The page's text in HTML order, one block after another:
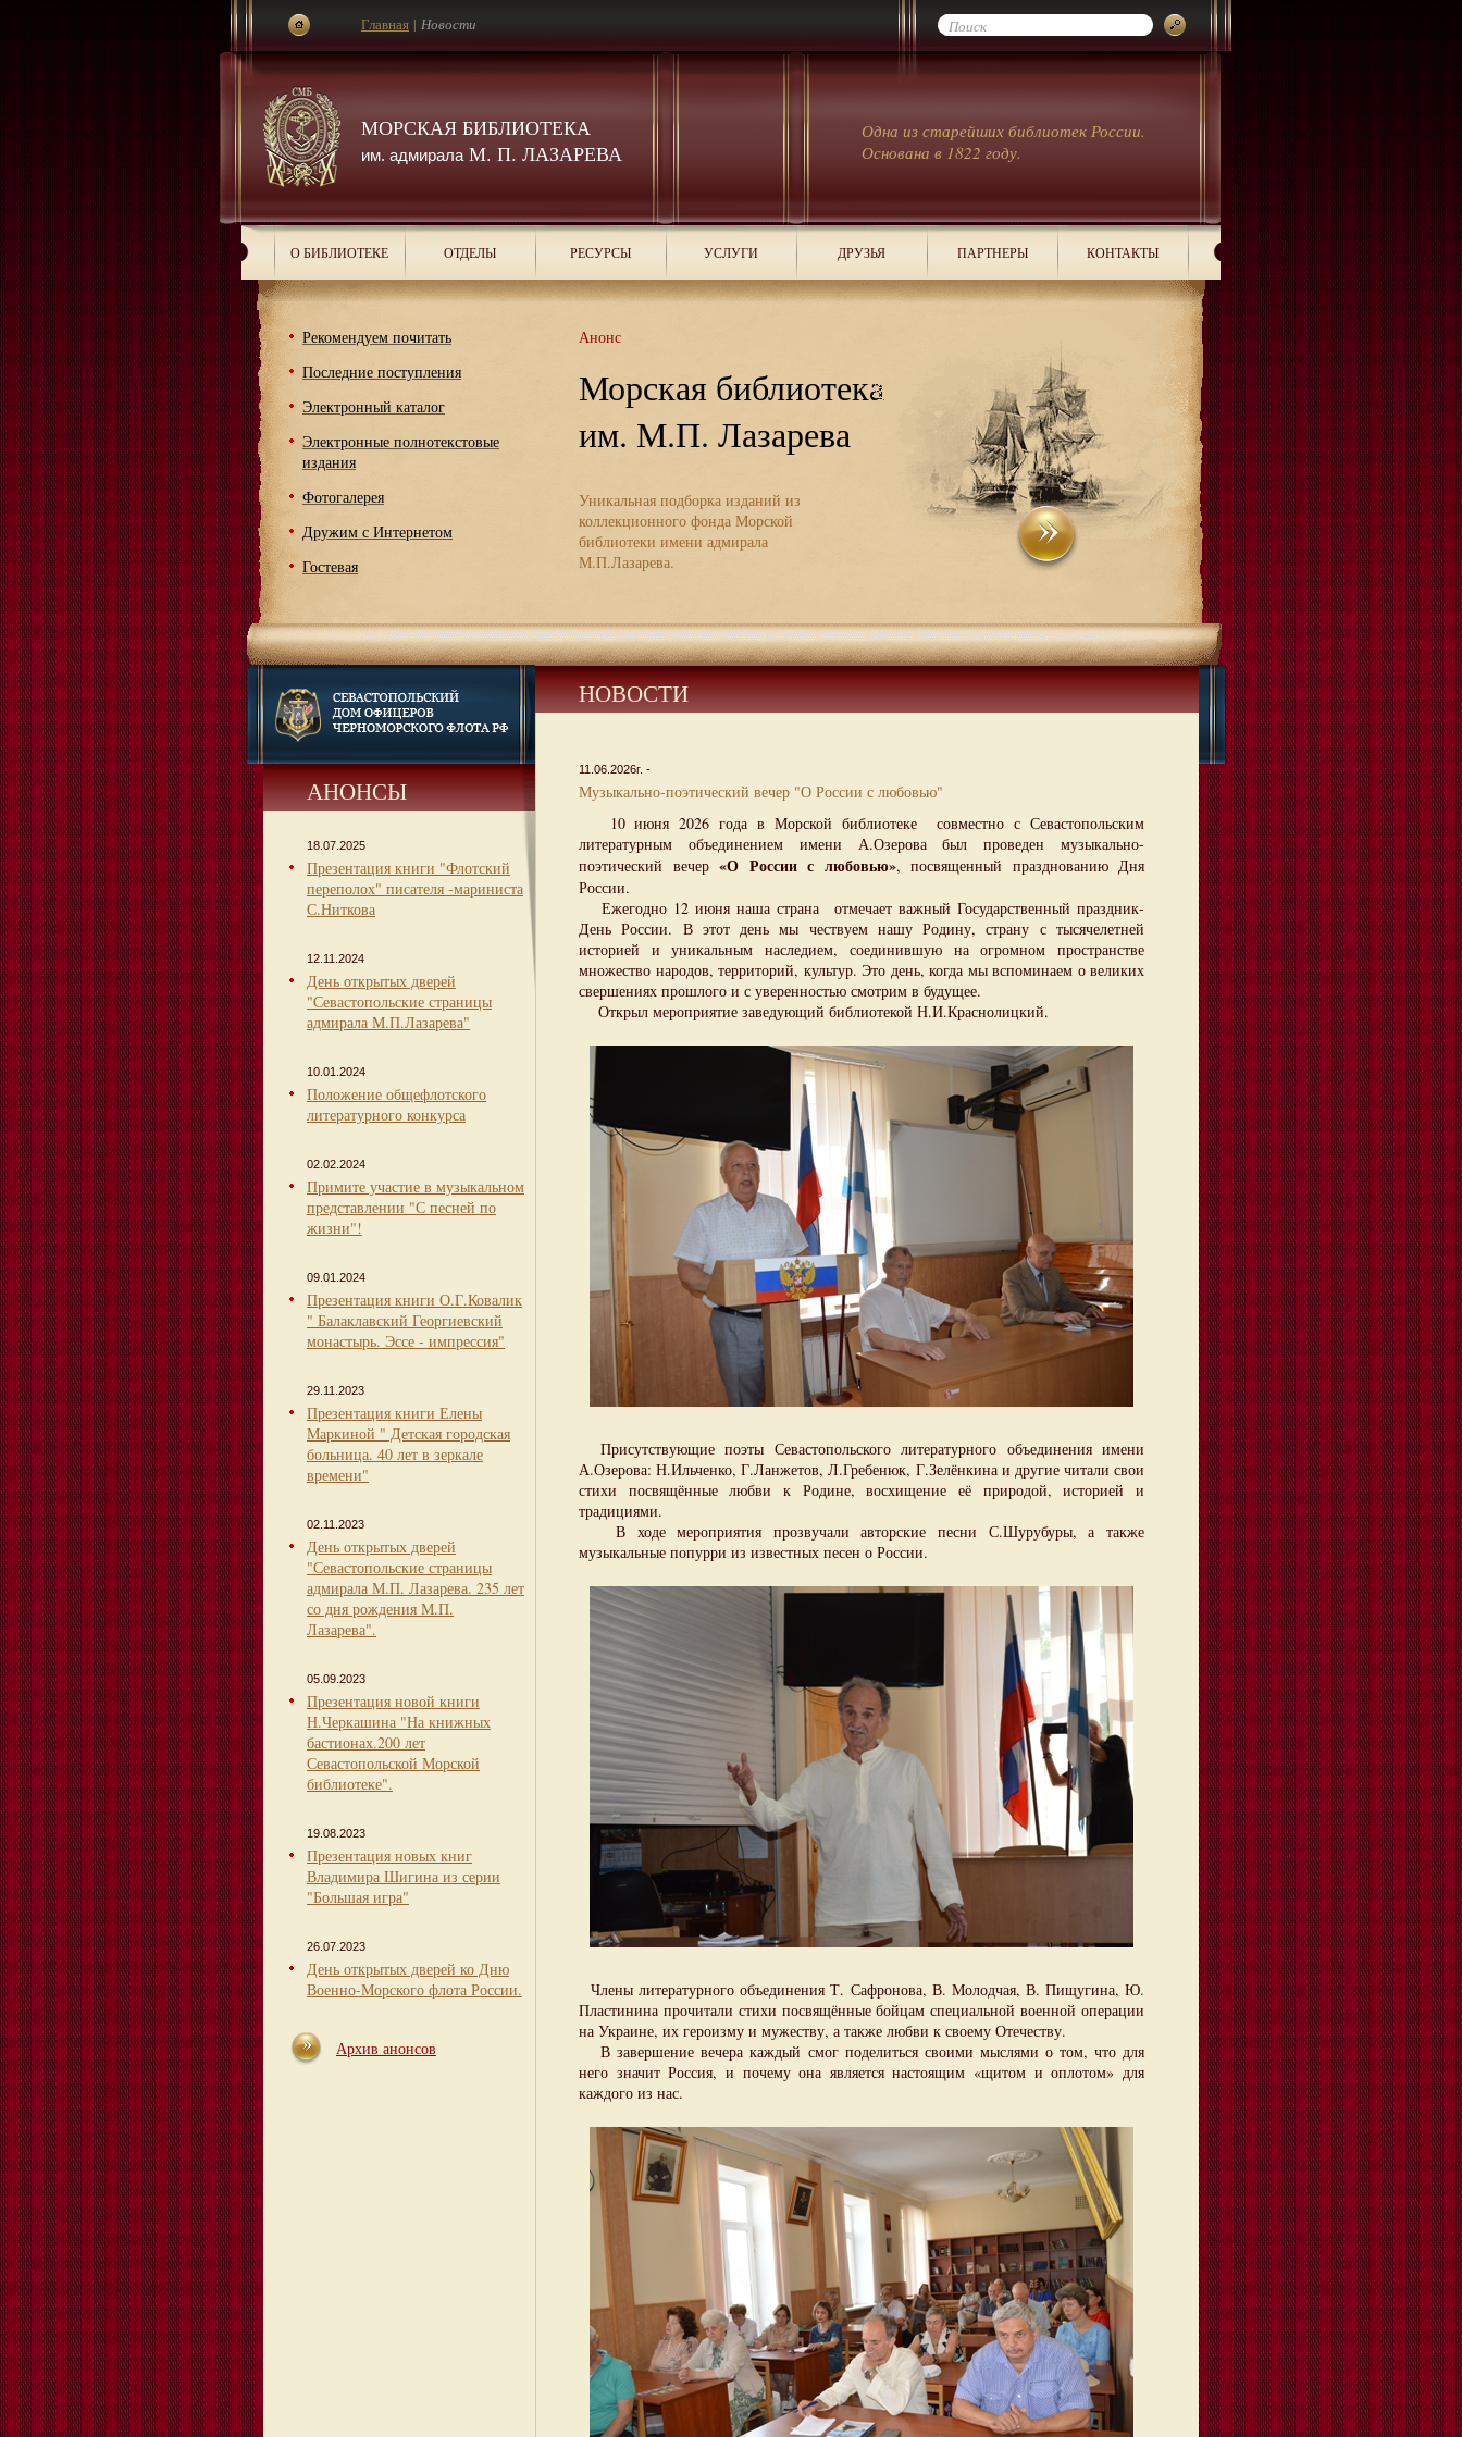
МОРСКАЯ БИБЛИОТЕКА
им. адмиралаМ. П. ЛАЗАРЕВА
Одна из старейших библиотек России.
Основана в 1822 году.
Главная | Новости
О БИБЛИОТЕКЕ ОТДЕЛЫ РЕСУРСЫ УСЛУГИ ДРУЗЬЯ ПАРТНЕРЫ КОНТАКТЫ
Рекомендуем почитать
Последние поступления
Электронный каталог
Электронные полнотекстовые
издания
Фотогалерея
Дружим с Интернетом
Гостевая
Анонс
Морская библиотека
им. М.П. Лазарева
Уникальная подборка изданий из
коллекционного фонда Морской
библиотеки имени адмирала
М.П.Лазарева.
АНОНСЫ
18.07.2025
Презентация книги "Флотский
переполох" писателя -мариниста
С.Ниткова
12.11.2024
День открытых дверей
"Севастопольские страницы
адмирала М.П.Лазарева"
10.01.2024
Положение общефлотского
литературного конкурса
02.02.2024
Примите участие в музыкальном
представлении "С песней по
жизни"!
09.01.2024
Презентация книги О.Г.Ковалик
" Балаклавский Георгиевский
монастырь. Эссе - импрессия"
29.11.2023
Презентация книги Елены
Маркиной " Детская городская
больница. 40 лет в зеркале
времени"
02.11.2023
День открытых дверей
"Севастопольские страницы
адмирала М.П. Лазарева. 235 лет
со дня рождения М.П.
Лазарева".
05.09.2023
Презентация новой книги
Н.Черкашина "На книжных
бастионах.200 лет
Севастопольской Морской
библиотеке".
19.08.2023
Презентация новых книг
Владимира Шигина из серии
"Большая игра"
26.07.2023
День открытых дверей ко Дню
Военно-Морского флота России.
Архив анонсов
НОВОСТИ
11.06.2026г. -
Музыкально-поэтический вечер "О России с любовью"
10 июня 2026 года в Морской библиотеке совместно с Севастопольским
литературным объединением имени А.Озерова был проведен музыкально-
поэтический вечер «О России с любовью», посвященный празднованию Дня
России.
Ежегодно 12 июня наша страна отмечает важный Государственный праздник-
День России. В этот день мы чествуем нашу Родину, страну с тысячелетней
историей и уникальным наследием, соединившую на огромном пространстве
множество народов, территорий, культур. Это день, когда мы вспоминаем о великих
свершениях прошлого и с уверенностью смотрим в будущее.
Открыл мероприятие заведующий библиотекой Н.И.Краснолицкий.
Присутствующие поэты Севастопольского литературного объединения имени
А.Озерова: Н.Ильченко, Г.Ланжетов, Л.Гребенюк, Г.Зелёнкина и другие читали свои
стихи посвящённые любви к Родине, восхищение её природой, историей и
традициями.
В ходе мероприятия прозвучали авторские песни С.Шурубуры, а также
музыкальные попурри из известных песен о России.
Члены литературного объединения Т. Сафронова, В. Молодчая, В. Пищугина, Ю.
Пластинина прочитали стихи посвящённые бойцам специальной военной операции
на Украине, их героизму и мужеству, а также любви к своему Отечеству.
В завершение вечера каждый смог поделиться своими мыслями о том, что для
него значит Россия, и почему она является настоящим «щитом и оплотом» для
каждого из нас.